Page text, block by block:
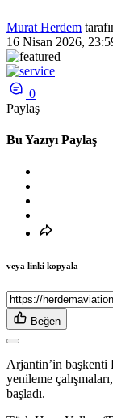
Murat Herdem
16 Nisan 2026,
0
Paylaş
Bu Yazıyı Paylaş
veya linki kopyala
Beğen
Arjantin’in başkenti
yenileme
başladı.